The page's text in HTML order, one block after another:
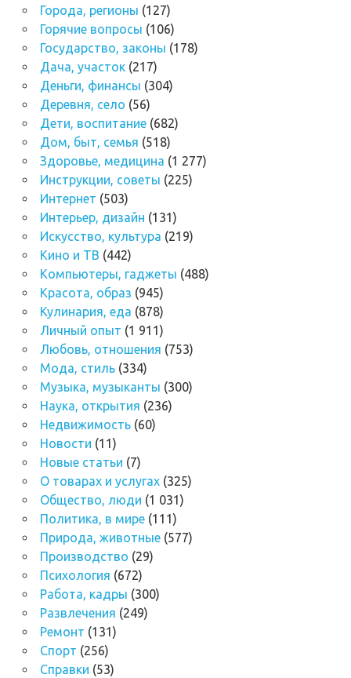
Города, регионы (127)
Горячие вопросы (106)
Государство, законы (178)
Дача, участок(217)
Деньги, финансы (304)
Деревня, село (56)
Дети, воспитание(682)
Дом, быт, семья (518)
Здоровье, медицина (1 277)
Инструкции, советы (225)
Интернет (503)
Интерьер, дизайн (131)
Искусство, культура (219)
Кино и ТВ (442)
Компьютеры, гаджеты (488)
Красота, образ (945)
Кулинария, еда (878)
Личный опыт (1 911)
Любовь, отношения (753)
Мода, стиль(334)
Музыка, музыканты (300)
Наука, открытия (236)
Недвижимость(60)
Новости (11)
Новые статьи (7)
О товарах и услугах(325)
Общество, люди (1 031)
Политика, в мире(111)
Природа, животные(577)
Производство (29)
Психология (672)
Работа, кадры (300)
Развлечения (249)
Ремонт (131)
Спорт (256)
Справки (53)